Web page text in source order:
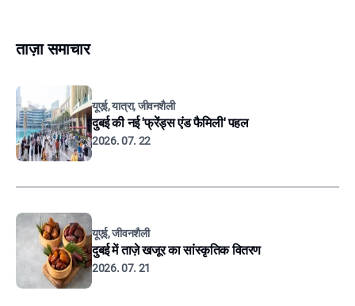
ताज़ा समाचार
यूएई, यात्रा, जीवनशैली
दुबई की नई 'फ्रेंड्स एंड फैमिली' पहल
2026. 07. 22
यूएई, जीवनशैली
दुबई में ताज़े खजूर का सांस्कृतिक वितरण
2026. 07. 21